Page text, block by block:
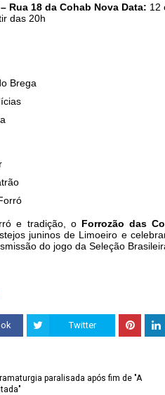
Rua 18 da Cohab Nova Data: 12
das 20h
Brega
e tradição, o Forrozão das
juninos de Limoeiro e
do jogo da Seleção
Twitter
paralisada após fim de "A